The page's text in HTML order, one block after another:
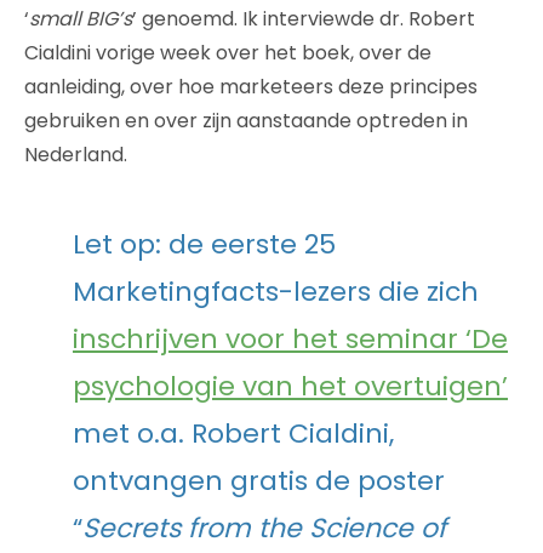
‘small BIG’s’ genoemd. Ik interviewde dr. Robert
Cialdini vorige week over het boek, over de
aanleiding, over hoe marketeers deze principes
gebruiken en over zijn aanstaande optreden in
Nederland.
Let op: de eerste 25
Marketingfacts-lezers die zich
inschrijven voor het seminar ‘De
psychologie van het overtuigen’
met o.a. Robert Cialdini,
ontvangen gratis de poster
“Secrets from the Science of